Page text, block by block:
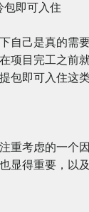
包即可入住
自己是真的需
项目完工之前
包即可入住这类
重考虑的一个
显得重要，以